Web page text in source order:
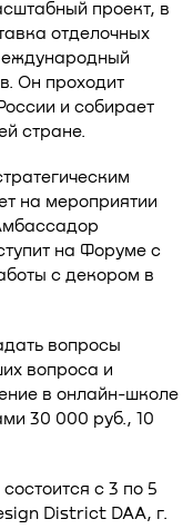
проект, в
отделочных
Он проходит
и собирает
стране.
на мероприятии
на Форуме с
с декором в
вопросы
вопроса и
в онлайн-школе
30 000 руб., 10
с 3 по 5
District DAA, г.